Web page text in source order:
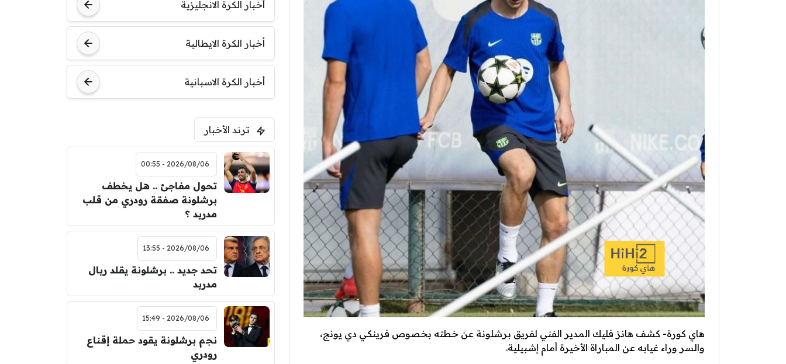
هاي كورة- كشف هانز فليك المدير الفني لفريق برشلونة عن خطته بخصوص فرينكي دي يونج،
والسر وراء غيابه عن المباراة الأخيرة أمام إشبيلية.
أخبار الكرة الانجليزية
أخبار الكرة الايطالية
أخبار الكرة الاسبانية
ترند الأخبار
2026/08/06 - 00:55
تحول مفاجئ .. هل يخطف
برشلونة صفقة رودري من قلب
مدريد ؟
2026/08/06 - 13:55
تحد جديد .. برشلونة يقلد ريال
مدريد
2026/08/06 - 15:49
نجم برشلونة يقود حملة إقناع
رودري